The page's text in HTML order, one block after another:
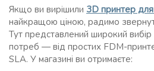
Якщо ви вирішили 3D принтер
найкращою ціною, радимо
Тут представлений широкий
потреб — від простих FDM-
SLA. У магазині ви отримаєте: